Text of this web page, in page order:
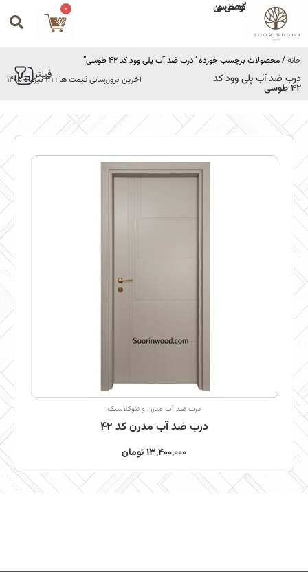
گروه صنعتی سورین 0
خانه/ محصولات برچسب خورده “درب ضد آب پلی وود کد 42 طوسی”
فیلتر درب ضد آب پلی وود کد
42 طوسی
آخرین بروزرسانی قیمت ها : 31 تیرماه 1405
درب ضد آب مدرن و نئوکلاسیک
درب ضد آب مدرن کد 42
13,400,000تومان